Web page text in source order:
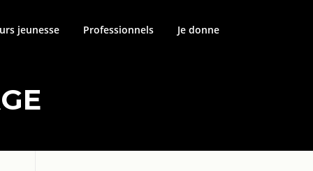
jeunesse Professionnels Je donne